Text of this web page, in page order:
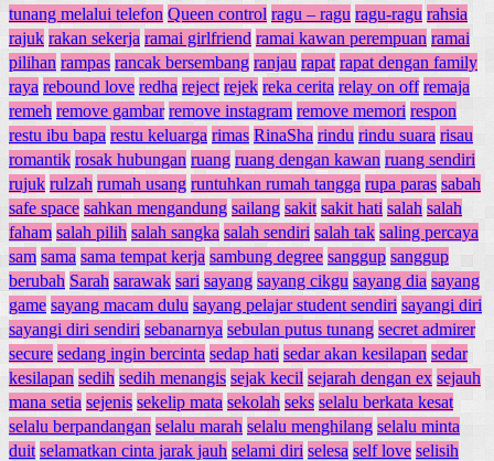
tunang melalui telefon Queen control ragu – ragu ragu-ragu rahsia
rajuk rakan sekerja ramai girlfriend ramai kawan perempuan ramai
pilihan rampas rancak bersembang ranjau rapat rapat dengan family
raya rebound love redha reject rejek reka cerita relay on off remaja
remeh remove gambar remove instagram remove memori respon
restu ibu bapa restu keluarga rimas RinaSha rindu rindu suara risau
romantik rosak hubungan ruang ruang dengan kawan ruang sendiri
rujuk rulzah rumah usang runtuhkan rumah tangga rupa paras sabah
safe space sahkan mengandung sailang sakit sakit hati salah salah
faham salah pilih salah sangka salah sendiri salah tak saling percaya
sam sama sama tempat kerja sambung degree sanggup sanggup
berubah Sarah sarawak sari sayang sayang cikgu sayang dia sayang
game sayang macam dulu sayang pelajar student sendiri sayangi diri
sayangi diri sendiri sebanarnya sebulan putus tunang secret admirer
secure sedang ingin bercinta sedap hati sedar akan kesilapan sedar
kesilapan sedih sedih menangis sejak kecil sejarah dengan ex sejauh
mana setia sejenis sekelip mata sekolah seks selalu berkata kesat
selalu berpandangan selalu marah selalu menghilang selalu minta
duit selamatkan cinta jarak jauh selami diri selesa self love selisih